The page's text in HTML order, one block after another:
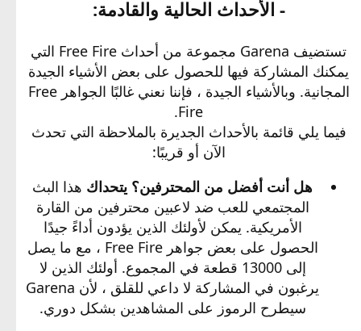
- الأحداث الحالية والقادمة:
تستضيف Garena مجموعة من أحداث Free Fire التي
يمكنك المشاركة فيها للحصول على بعض الأشياء الجيدة
المجانية. وبالأشياء الجيدة ، فإننا نعني غالبًا الجواهر Free
Fire.
فيما يلي قائمة بالأحداث الجديرة بالملاحظة التي تحدث
الآن أو قريبًا:
هل أنت أفضل من المحترفين؟ يتحداك هذا البث
المجتمعي للعب ضد لاعبين محترفين من القارة
الأمريكية. يمكن لأولئك الذين يؤدون أداءً جيدًا
الحصول على بعض جواهر Free Fire ، مع ما يصل
إلى 13000 قطعة في المجموع. أولئك الذين لا
يرغبون في المشاركة لا داعي للقلق ، لأن Garena
سيطرح الرموز على المشاهدين بشكل دوري.